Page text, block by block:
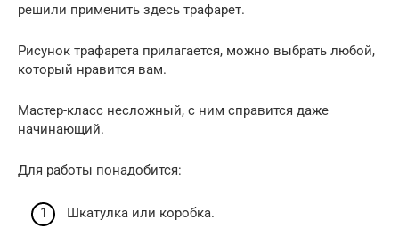
решили применить здесь трафарет.
Рисунок трафарета прилагается, можно выбрать любой,
который нравится вам.
Мастер-класс несложный, с ним справится даже
начинающий.
Для работы понадобится:
Шкатулка или коробка.